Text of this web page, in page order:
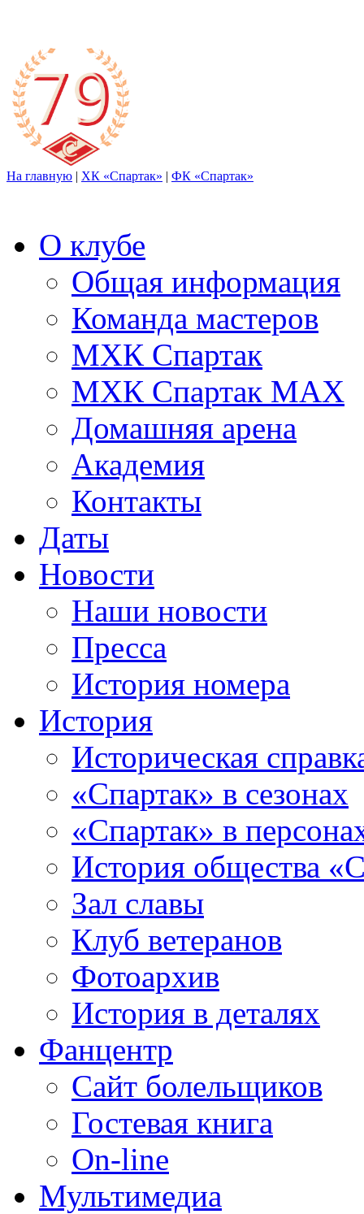
На главную | ХК «Спартак» | ФК «Спартак»
О клубе
Общая информация
Команда мастеров
МХК Спартак
МХК Спартак МАХ
Домашняя арена
Академия
Контакты
Даты
Новости
Наши новости
Пресса
История номера
История
Историческая
«Спартак» в сезонах
«Спартак» в
История общества
Зал славы
Клуб ветеранов
Фотоархив
История в деталях
Фанцентр
Сайт болельщиков
Гостевая книга
On-line
Мультимедиа